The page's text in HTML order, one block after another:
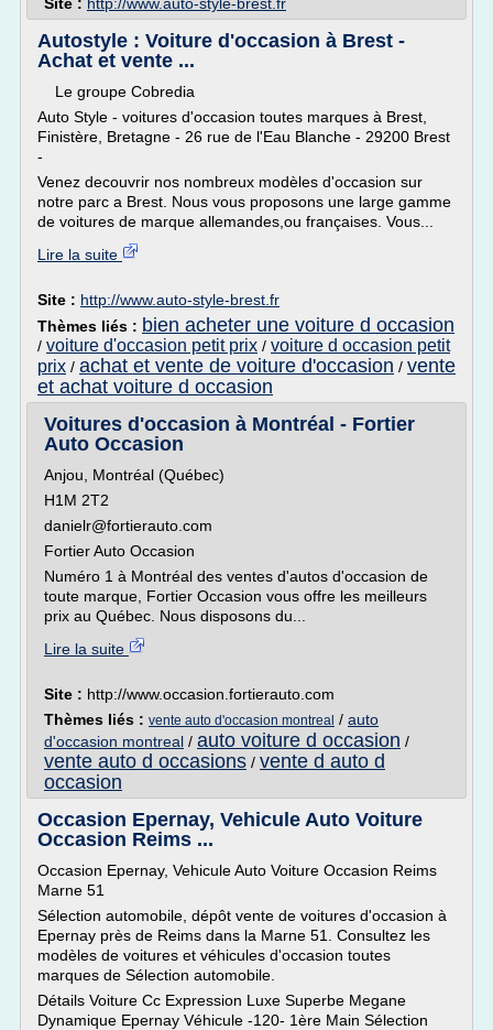
Autostyle : Voiture d'occasion à Brest -
Achat et vente ...
Le groupe Cobredia
Auto Style - voitures d'occasion toutes marques à Brest,
Finistère, Bretagne - 26 rue de l'Eau Blanche - 29200 Brest
-
Venez decouvrir nos nombreux modèles d'occasion sur
notre parc a Brest. Nous vous proposons une large gamme
de voitures de marque allemandes,ou françaises. Vous...
Lire la suite
Site : http://www.auto-style-brest.fr
Thèmes liés : bien acheter une voiture d occasion
/ voiture d'occasion petit prix / voiture d occasion petit
prix / achat et vente de voiture d'occasion / vente
et achat voiture d occasion
Voitures d'occasion à Montréal - Fortier
Auto Occasion
Anjou, Montréal (Québec)
H1M 2T2
danielr@fortierauto.com
Fortier Auto Occasion
Numéro 1 à Montréal des ventes d'autos d'occasion de
toute marque, Fortier Occasion vous offre les meilleurs
prix au Québec. Nous disposons du...
Lire la suite
Site : http://www.occasion.fortierauto.com
Thèmes liés : vente auto d'occasion montreal / auto
d'occasion montreal / auto voiture d occasion /
vente auto d occasions / vente d auto d
occasion
Occasion Epernay, Vehicule Auto Voiture
Occasion Reims ...
Occasion Epernay, Vehicule Auto Voiture Occasion Reims
Marne 51
Sélection automobile, dépôt vente de voitures d'occasion à
Epernay près de Reims dans la Marne 51. Consultez les
modèles de voitures et véhicules d'occasion toutes
marques de Sélection automobile.
Détails Voiture Cc Expression Luxe Superbe Megane
Dynamique Epernay Véhicule -120- 1ère Main Sélection